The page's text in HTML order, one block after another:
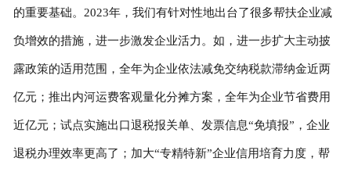
的重要基础。2023年，我们有针对性地出台了很多帮扶企业减
负增效的措施，进一步激发企业活力。如，进一步扩大主动披
露政策的适用范围，全年为企业依法减免交纳税款滞纳金近两
亿元；推出内河运费客观量化分摊方案，全年为企业节省费用
近亿元；试点实施出口退税报关单、发票信息“免填报”，企业
退税办理效率更高了；加大“专精特新”企业信用培育力度，帮